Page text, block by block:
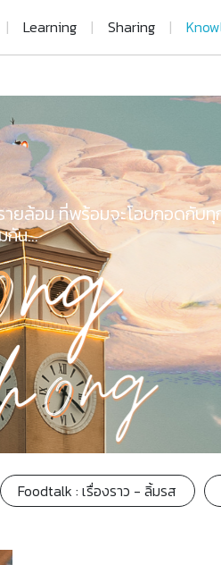
| Learning | Sharing |
ยล้อม ที่พร้อมจะโอบกอดกับ
กัน…
Foodtalk : เรื่องราว - ลิ้มรส